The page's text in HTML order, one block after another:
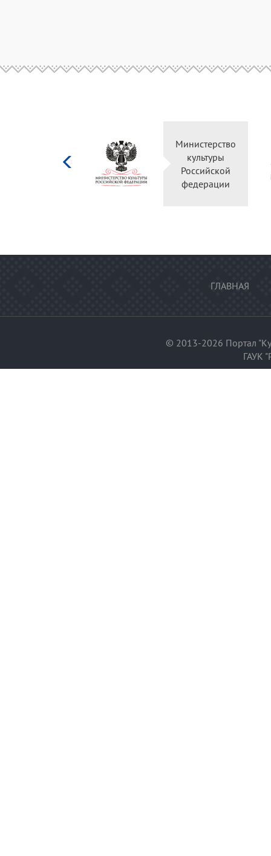
Министерство
культуры
Российской
федерации
ГЛАВНАЯ
© 2013-2026 Портал
ГАУК